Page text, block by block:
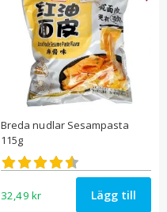
Breda nudlar Sesampasta
115g
Betygsatt
4.56
av 5
32,49 kr Lägg till